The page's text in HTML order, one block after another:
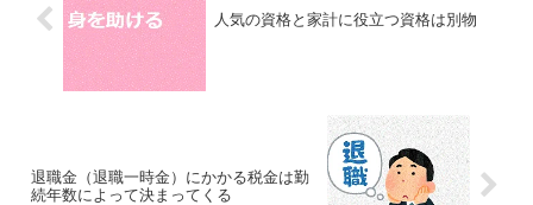
人気の資格と家計に役立つ資格は別物
退職金（退職一時金）にかかる税金は勤
続年数によって決まってくる